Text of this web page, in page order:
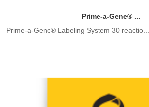
Prime-a-Gene® ...
Prime-a-Gene® Labeling System 30 reactio...